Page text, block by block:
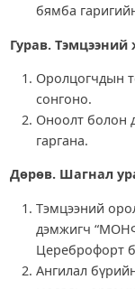
бямба
Гурав.
Оролцогчдын
сонгоно.
Оноолт болон
гаргана.
Дөрөв. Шагнал
Тэмцээний
дэмжигч
Цереброфорт
Ангилал